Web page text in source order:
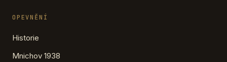
OPEVNĚNÍ
Historie
Mnichov 1938